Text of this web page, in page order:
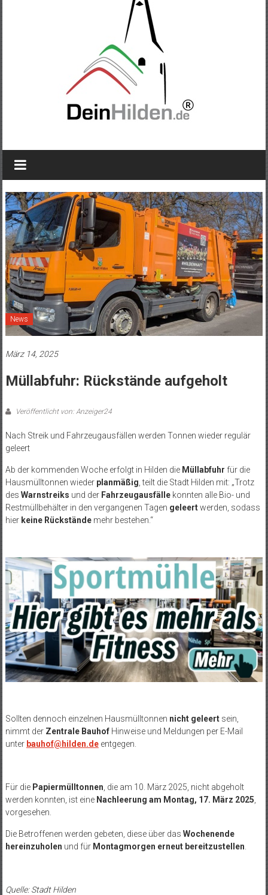
News
März 14, 2025
Müllabfuhr: Rückstände aufgeholt
Veröffentlicht von: Anzeiger24
Nach Streik und Fahrzeugausfällen werden Tonnen wieder regulär
geleert
Ab der kommenden Woche erfolgt in Hilden die Müllabfuhr für die
Hausmülltonnen wieder planmäßig, teilt die Stadt Hilden mit: „Trotz
des Warnstreiks und der Fahrzeugausfällekonnten alle Bio- und
Restmüllbehälter in den vergangenen Tagen geleertwerden, sodass
hier keine Rückständemehr bestehen.“
Sollten dennoch einzelnen Hausmülltonnen nicht geleertsein,
nimmt der Zentrale BauhofHinweise und Meldungen per E-Mail
unter bauhof@hilden.deentgegen.
Für die Papiermülltonnen , die am 10. März 2025, nicht abgeholt
werden konnten, ist eine Nachleerung am Montag, 17. März 2025
vorgesehen.
Die Betroffenen werden gebeten, diese über das Wochenende
hereinzuholen und für Montagmorgen erneut bereitzustellen
Quelle: Stadt Hilden